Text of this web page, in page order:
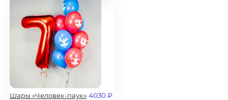
Шары «Человек-паук» 4030₽